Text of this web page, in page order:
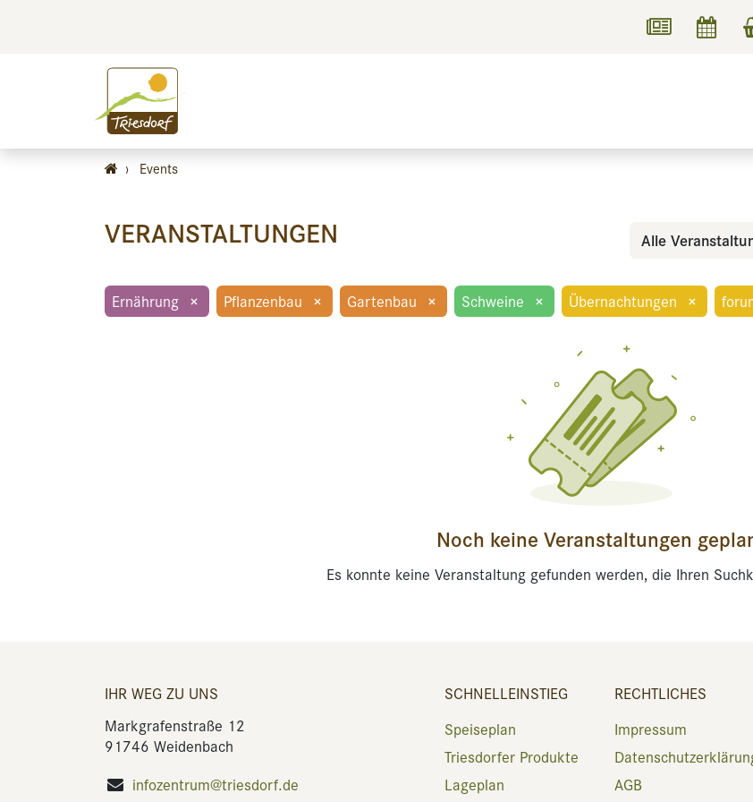
› Events
VERANSTALTUNGEN Alle
Ernährung × Pflanzenbau × Gartenbau × Schweine × Übernachtungen ×
Noch keine Veranstaltungen
Es konnte keine Veranstaltung gefunden werden, die Ihren
IHR WEG ZU UNS
Markgrafenstraße 12
91746 Weidenbach
infozentrum@triesdorf.de
SCHNELLEINSTIEG
Speiseplan
Triesdorfer Produkte
Lageplan
RECHTLICHES
Impressum
AGB